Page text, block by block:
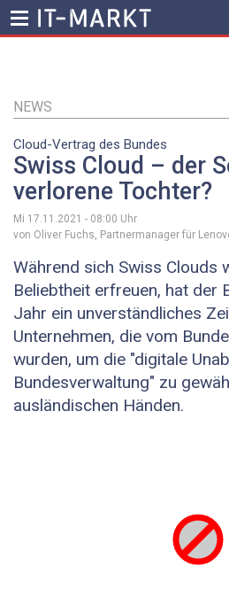
Inhalt
NEWS
Cloud-Vertrag des Bundes
Swiss Cloud – der
verlorene Tochter?
Mi 17.11.2021 - 08:00 Uhr
von Oliver Fuchs, Partnermanager für
Während sich Swiss Clouds
Beliebtheit erfreuen, hat der
Jahr ein unverständliches
Unternehmen, die vom
wurden, um die "digitale
Bundesverwaltung" zu
ausländischen Händen.